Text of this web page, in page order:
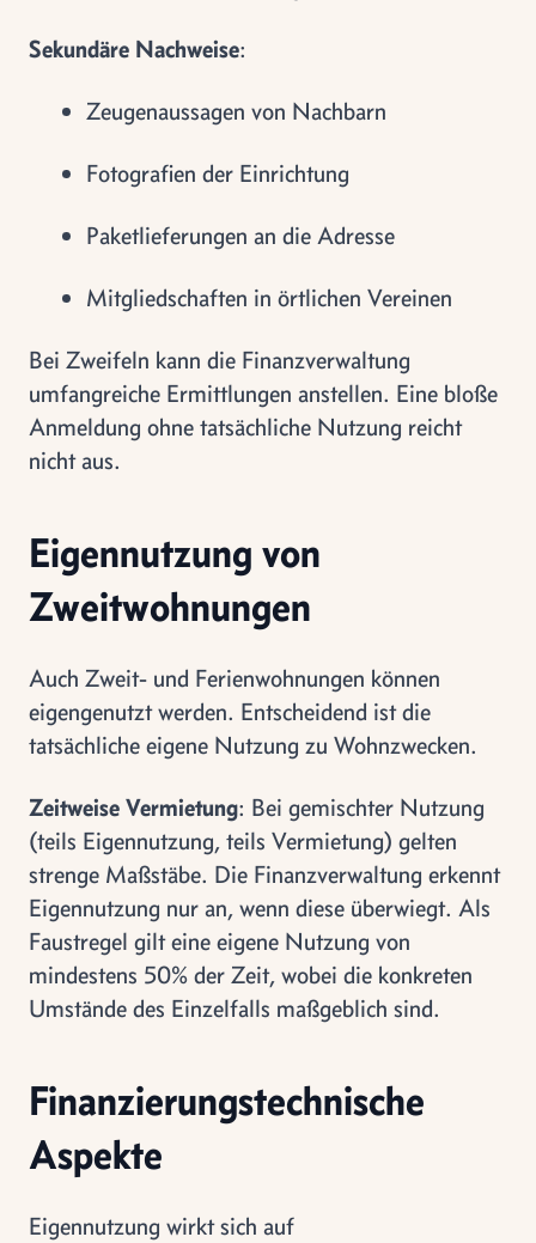
Sekundäre Nachweise:
Zeugenaussagen von Nachbarn
Fotografien der Einrichtung
Paketlieferungen an die Adresse
Mitgliedschaften in örtlichen Vereinen
Bei Zweifeln kann die Finanzverwaltung
umfangreiche Ermittlungen anstellen. Eine bloße
Anmeldung ohne tatsächliche Nutzung reicht
nicht aus.
Eigennutzung von
Zweitwohnungen
Auch Zweit- und Ferienwohnungen können
eigengenutzt werden. Entscheidend ist die
tatsächliche eigene Nutzung zu Wohnzwecken.
Zeitweise Vermietung: Bei gemischter Nutzung
(teils Eigennutzung, teils Vermietung) gelten
strenge Maßstäbe. Die Finanzverwaltung erkennt
Eigennutzung nur an, wenn diese überwiegt. Als
Faustregel gilt eine eigene Nutzung von
mindestens 50% der Zeit, wobei die konkreten
Umstände des Einzelfalls maßgeblich sind.
Finanzierungstechnische
Aspekte
Eigennutzung wirkt sich auf